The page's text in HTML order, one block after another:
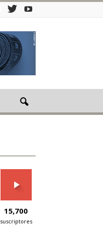
15,700
suscriptores